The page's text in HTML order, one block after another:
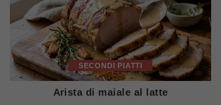
SECONDI PIATTI
Arista di maiale al latte